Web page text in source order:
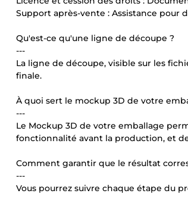
Support après-vente : Assistance pour
Qu'est-ce qu'une ligne de découpe ?
---
La ligne de découpe, visible sur les
finale.
À quoi sert le mockup 3D de votre
---
Le Mockup 3D de votre emballage
fonctionnalité avant la production, et
Comment garantir que le résultat
---
Vous pourrez suivre chaque étape du